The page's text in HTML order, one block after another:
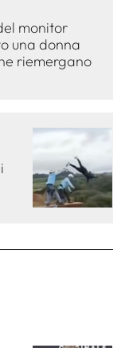
monitor
una donna
riemergano